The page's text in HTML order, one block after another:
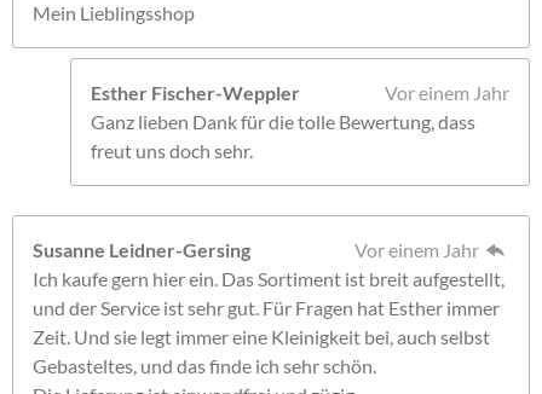
Mein Lieblingsshop
Esther Fischer-Weppler
Vor einem Jahr
Ganz lieben Dank für die tolle Bewertung, dass
freut uns doch sehr.
Susanne Leidner-Gersing
Vor einem Jahr
Ich kaufe gern hier ein. Das Sortiment ist breit aufgestellt,
und der Service ist sehr gut. Für Fragen hat Esther immer
Zeit. Und sie legt immer eine Kleinigkeit bei, auch selbst
Gebasteltes, und das finde ich sehr schön.